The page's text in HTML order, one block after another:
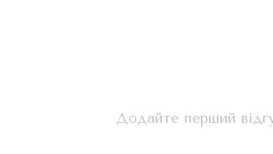
Додайте перший